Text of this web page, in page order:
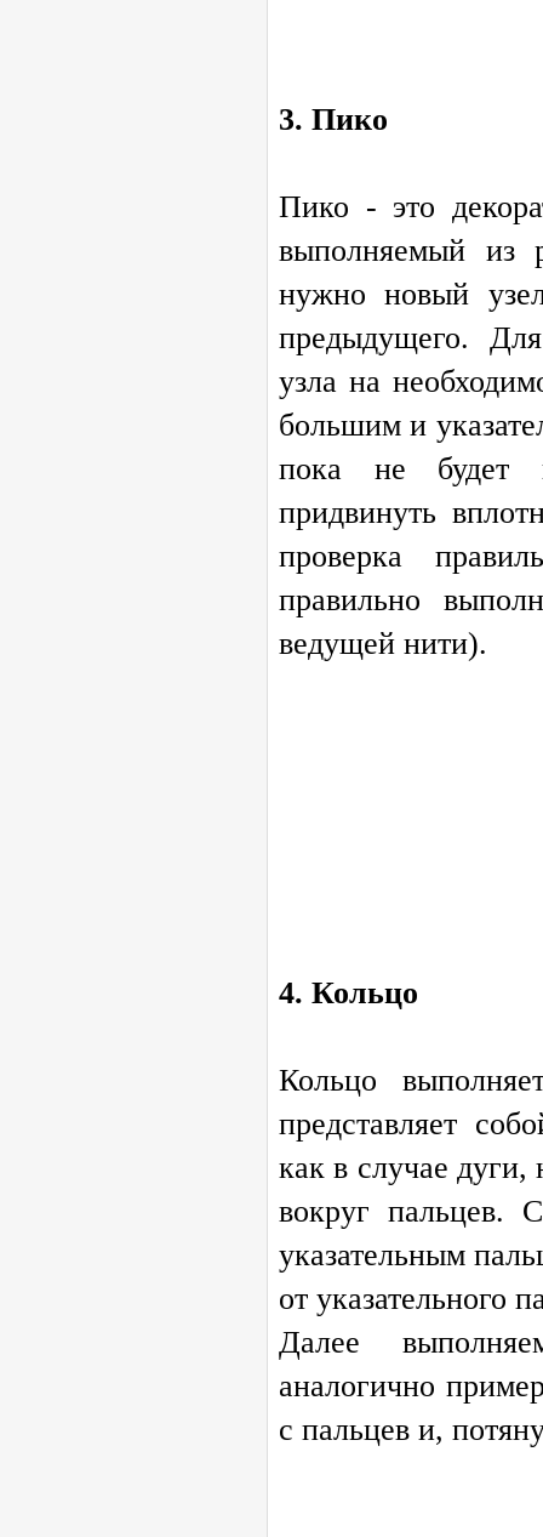
3. Пико
Пико - это
выполняемый из
нужно новый
предыдущего.
узла на
большим и
пока не будет
придвинуть
проверка
правильно
ведущей нити).
4. Кольцо
Кольцо
представляет
как в случае
вокруг пальцев.
указательным
от указательного
Далее
аналогично
с пальцев и,